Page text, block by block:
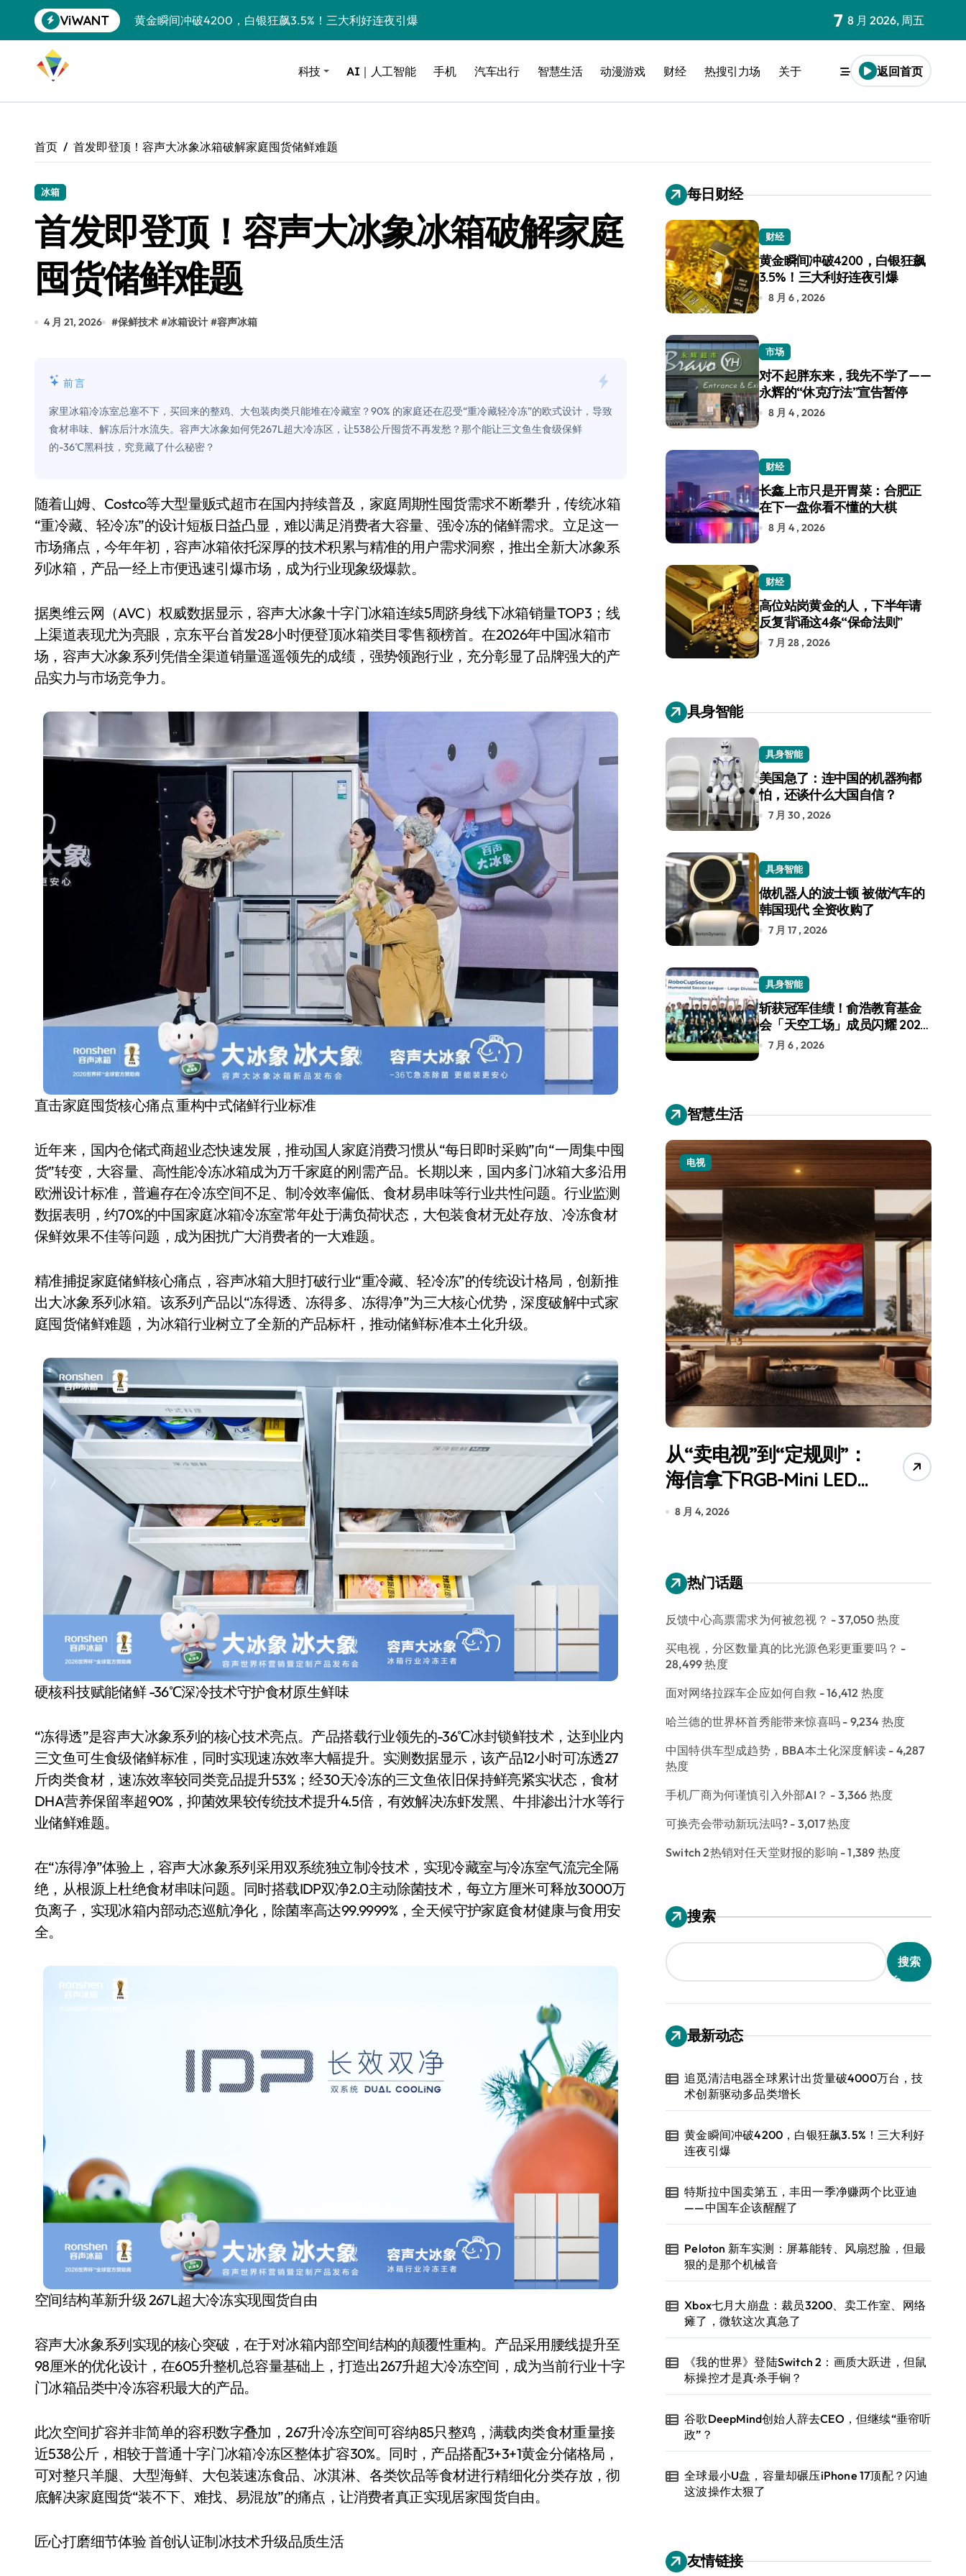
到
ViWANT
黄金瞬间冲破4200，白银狂飙3.5%！三大利好连夜引爆
Peloton 新车实测：屏幕能转、风扇怼脸，但最狠的是那个机械音
Xbox七月大崩盘：裁员3200、卖工作室、网络瘫了，微软这次真急了
谷歌DeepMind创始人辞去CEO，但继续“垂帘听政”？
400层堆叠、性能翻倍 三星把最新存储技术给了AI
召回X9、合作大众遇冷、高端梦碎：小鹏的“多事之夏”
比Model 3便宜？不，比Model 3有面儿——试驾雷克萨斯ES 500e
Windows 11家庭版和专业版，选错真的会后悔吗？
你的U盘格式对了吗？详解exFAT和NTFS的终极对决
轻到忽略不计 大疆Mini 2S内录实测，值不值得冲？
从“卖电视”到“定规则”：海信拿下RGB-Mini LED全球话语权
对不起胖东来，我先不学了——永辉的“休克疗法”宣告暂停
小米涨价！K90跳上3099，小米17标准版逼近4800
长鑫上市只是开胃菜：合肥正在下一盘你看不懂的大棋
耳机低音像白开水？90%的人第一步就做错了
复古玩家狂喜：Anbernic第三次复刻GBA SP，情怀拉满
Xbox 360 游戏终于要登 PC，光盘党也能“以盘换数”了？
AirTag 新版到底香不香？一篇帮你避坑+种草
苹果三星偷偷在用的“无感切换”，索尼Bose却学不会？一文讲透
Apple Watch 表盘还能这么玩？保姆级教程，有手就会！
追觅清洁电器全球累计出货量破4000万台，技术创新驱动多品类增长
7 8 月 2026, 周五
科技 AI｜人工智能 手机 汽车出行 智慧生活 动漫游戏 财经 热搜引力场 关于 返回首页
首页 首发即登顶！容声大冰象冰箱破解家庭囤货储鲜难题
冰箱
首发即登顶！容声大冰象冰箱破解家庭
囤货储鲜难题
4 月 21, 2026 #保鲜技术 #冰箱设计 #容声冰箱
前言
家里冰箱冷冻室总塞不下，买回来的整鸡、大包装肉类只能堆在冷藏室？90% 的家庭还在忍受“重冷藏轻冷冻”的欧式设计，导致
食材串味、解冻后汁水流失。容声大冰象如何凭267L超大冷冻区，让538公斤囤货不再发愁？那个能让三文鱼生食级保鲜
的-36℃黑科技，究竟藏了什么秘密？
随着山姆、Costco等大型量贩式超市在国内持续普及，家庭周期性囤货需求不断攀升，传统冰箱
“重冷藏、轻冷冻”的设计短板日益凸显，难以满足消费者大容量、强冷冻的储鲜需求。立足这一
市场痛点，今年年初，容声冰箱依托深厚的技术积累与精准的用户需求洞察，推出全新大冰象系
列冰箱，产品一经上市便迅速引爆市场，成为行业现象级爆款。
据奥维云网（AVC）权威数据显示，容声大冰象十字门冰箱连续5周跻身线下冰箱销量TOP3；线
上渠道表现尤为亮眼，京东平台首发28小时便登顶冰箱类目零售额榜首。在2026年中国冰箱市
场，容声大冰象系列凭借全渠道销量遥遥领先的成绩，强势领跑行业，充分彰显了品牌强大的产
品实力与市场竞争力。
直击家庭囤货核心痛点 重构中式储鲜行业标准
近年来，国内仓储式商超业态快速发展，推动国人家庭消费习惯从“每日即时采购”向“一周集中囤
货”转变，大容量、高性能冷冻冰箱成为万千家庭的刚需产品。长期以来，国内多门冰箱大多沿用
欧洲设计标准，普遍存在冷冻空间不足、制冷效率偏低、食材易串味等行业共性问题。行业监测
数据表明，约70%的中国家庭冰箱冷冻室常年处于满负荷状态，大包装食材无处存放、冷冻食材
保鲜效果不佳等问题，成为困扰广大消费者的一大难题。
精准捕捉家庭储鲜核心痛点，容声冰箱大胆打破行业“重冷藏、轻冷冻”的传统设计格局，创新推
出大冰象系列冰箱。该系列产品以“冻得透、冻得多、冻得净”为三大核心优势，深度破解中式家
庭囤货储鲜难题，为冰箱行业树立了全新的产品标杆，推动储鲜标准本土化升级。
硬核科技赋能储鲜 -36℃深冷技术守护食材原生鲜味
“冻得透”是容声大冰象系列的核心技术亮点。产品搭载行业领先的-36℃冰封锁鲜技术，达到业内
三文鱼可生食级储鲜标准，同时实现速冻效率大幅提升。实测数据显示，该产品12小时可冻透27
斤肉类食材，速冻效率较同类竞品提升53%；经30天冷冻的三文鱼依旧保持鲜亮紧实状态，食材
DHA营养保留率超90%，抑菌效果较传统技术提升4.5倍，有效解决冻虾发黑、牛排渗出汁水等行
业储鲜难题。
在“冻得净”体验上，容声大冰象系列采用双系统独立制冷技术，实现冷藏室与冷冻室气流完全隔
绝，从根源上杜绝食材串味问题。同时搭载IDP双净2.0主动除菌技术，每立方厘米可释放3000万
负离子，实现冰箱内部动态巡航净化，除菌率高达99.9999%，全天候守护家庭食材健康与食用安
全。
空间结构革新升级 267L超大冷冻实现囤货自由
容声大冰象系列实现的核心突破，在于对冰箱内部空间结构的颠覆性重构。产品采用腰线提升至
98厘米的优化设计，在605升整机总容量基础上，打造出267升超大冷冻空间，成为当前行业十字
门冰箱品类中冷冻容积最大的产品。
此次空间扩容并非简单的容积数字叠加，267升冷冻空间可容纳85只整鸡，满载肉类食材重量接
近538公斤，相较于普通十字门冰箱冷冻区整体扩容30%。同时，产品搭配3+3+1黄金分储格局，
可对整只羊腿、大型海鲜、大包装速冻食品、冰淇淋、各类饮品等食材进行精细化分类存放，彻
底解决家庭囤货“装不下、难找、易混放”的痛点，让消费者真正实现居家囤货自由。
匠心打磨细节体验 首创认证制冰技术升级品质生活
每日财经
财经
黄金瞬间冲破4200，白银狂飙
3.5%！三大利好连夜引爆
8 月 6 , 2026
市场
对不起胖东来，我先不学了——
永辉的“休克疗法”宣告暂停
8 月 4 , 2026
财经
长鑫上市只是开胃菜：合肥正
在下一盘你看不懂的大棋
8 月 4 , 2026
财经
高位站岗黄金的人，下半年请
反复背诵这4条“保命法则”
7 月 28 , 2026
具身智能
具身智能
美国急了：连中国的机器狗都
怕，还谈什么大国自信？
7 月 30 , 2026
具身智能
做机器人的波士顿 被做汽车的
韩国现代 全资收购了
7 月 17 , 2026
具身智能
斩获冠军佳绩！俞浩教育基金
会「天空工场」成员闪耀 2026
RoboCup 机器人世界杯
7 月 6 , 2026
智慧生活
从电视一哥到声学霸主，
TCL用一套‘完整体系’砸
开了回音壁的顶级牌桌
7 月 27, 2026
小家电
追觅清洁电器全球累计出
货量破4000万台，技术
创新驱动多品类增长
8 月 6, 2026
电视
从“卖电视”到“定规则”：
海信拿下RGB-Mini LED
全球话语权
8 月 4, 2026
热门话题
反馈中心高票需求为何被忽视？ - 37,050 热度
买电视，分区数量真的比光源色彩更重要吗？ -
28,499 热度
面对网络拉踩车企应如何自救 - 16,412 热度
哈兰德的世界杯首秀能带来惊喜吗 - 9,234 热度
中国特供车型成趋势，BBA本土化深度解读 - 4,287
热度
手机厂商为何谨慎引入外部AI？ - 3,366 热度
可换壳会带动新玩法吗? - 3,017 热度
Switch 2热销对任天堂财报的影响 - 1,389 热度
搜索
搜索
最新动态
追觅清洁电器全球累计出货量破4000万台，技
术创新驱动多品类增长
黄金瞬间冲破4200，白银狂飙3.5%！三大利好
连夜引爆
特斯拉中国卖第五，丰田一季净赚两个比亚迪
——中国车企该醒醒了
Peloton 新车实测：屏幕能转、风扇怼脸，但最
狠的是那个机械音
Xbox七月大崩盘：裁员3200、卖工作室、网络
瘫了，微软这次真急了
《我的世界》登陆Switch 2：画质大跃进，但鼠
标操控才是真·杀手锏？
谷歌DeepMind创始人辞去CEO，但继续“垂帘听
政”？
全球最小U盘，容量却碾压iPhone 17顶配？闪迪
这波操作太狠了
友情链接